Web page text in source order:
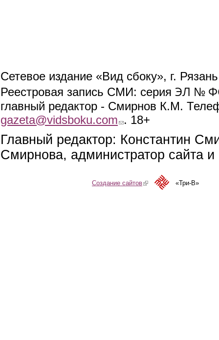
Сетевое издание «Вид сбоку», г.
Реестровая запись СМИ: серия ЭЛ №
главный редактор - Смирнов К.М.
gazeta@vidsboku.com (link sends e-mail)
. 18+
Главный редактор: Константин
Смирнова, администратор сайта
Создание сайтов(link is external)«Три-В»